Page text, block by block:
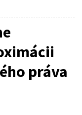
práva